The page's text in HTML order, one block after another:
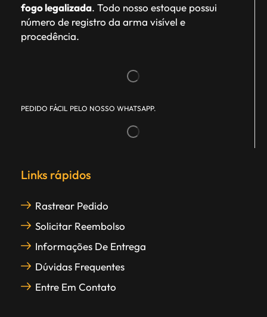
fogo legalizada. Todo nosso estoque possui
número de registro da arma visível e
procedência.
PEDIDO FÁCIL PELO NOSSO WHATSAPP.
Links rápidos
Rastrear Pedido
Solicitar Reembolso
Informações De Entrega
Dúvidas Frequentes
Entre Em Contato